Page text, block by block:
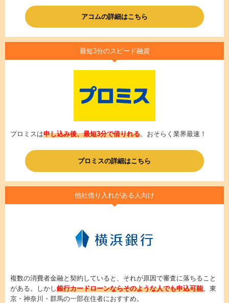
アコムの詳細はこちら
最短3分のスピード融資
プロミスは申し込み後、最短3分で借りれる。おそらく業界最速！
プロミスの詳細はこちら
他社借り入れがある人向け
複数の消費者金融と契約していると、それが原因で審査に落ちること
がある。しかし銀行カードローンならそのような人でも申込可能。東
京・神奈川・群馬の一部在住者におすすめ。